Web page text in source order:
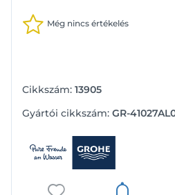
Még nincs értékelés
Cikkszám: 13905
Gyártói cikkszám: GR-